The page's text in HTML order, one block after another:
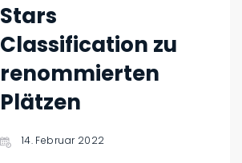
Stars
Classification zu
renommierten
Plätzen
14. Februar 2022